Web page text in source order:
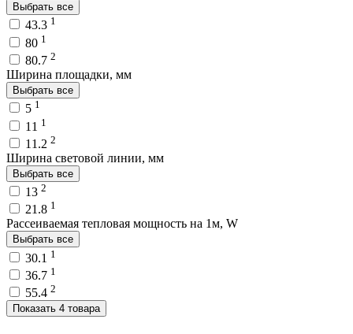
Выбрать все
43.3 1
80 1
80.7 2
Ширина площадки, мм
Выбрать все
5 1
11 1
11.2 2
Ширина световой линии, мм
Выбрать все
13 2
21.8 1
Рассеиваемая тепловая мощность на 1м, W
Выбрать все
30.1 1
36.7 1
55.4 2
Показать 4 товара